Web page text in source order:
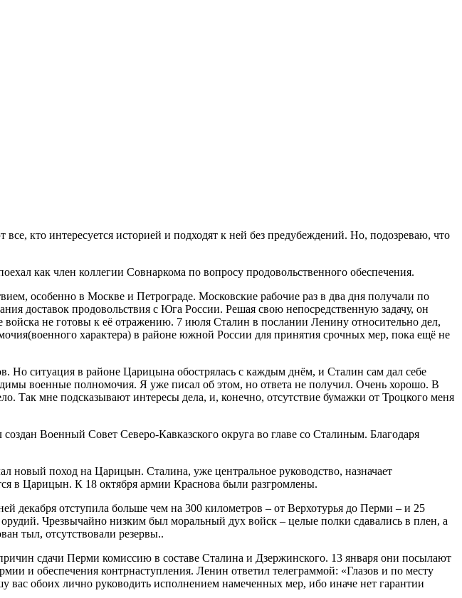
кто интересуется историей и подходят к ней без предубеждений. Но, подозреваю, что
как член коллегии Совнаркома по вопросу продовольственного обеспечения.
особенно в Москве и Петрограде. Московские рабочие раз в два дня получали по
доставок продовольствия с Юга России. Решая свою непосредственную задачу, он
не готовы к её отражению. 7 июля Сталин в послании Ленину относительно дел,
характера) в районе южной России для принятия срочных мер, пока ещё не
Но ситуация в районе Царицына обострялась с каждым днём, и Сталин сам дал себе
военные полномочия. Я уже писал об этом, но ответа не получил. Очень хорошо. В
Так мне подсказывают интересы дела, и, конечно, отсутствие бумажки от Троцкого меня
Военный Совет Северо-Кавказского округа во главе со Сталиным. Благодаря
новый поход на Царицын. Сталина, уже центральное руководство, назначает
в Царицын. К 18 октября армии Краснова были разгромлены.
декабря отступила больше чем на 300 километров – от Верхотурья до Перми – и 25
Чрезвычайно низким был моральный дух войск – целые полки сдавались в плен, а
тыл, отсутствовали резервы..
сдачи Перми комиссию в составе Сталина и Дзержинского. 13 января они посылают
и обеспечения контрнаступления. Ленин ответил телеграммой: «Глазов и по месту
обоих лично руководить исполнением намеченных мер, ибо иначе нет гарантии